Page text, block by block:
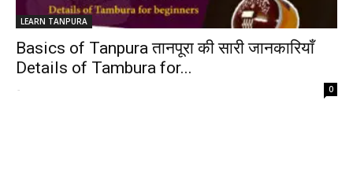
LEARN TANPURA
Basics of Tanpura तानपूरा की सारी जानकारियाँ
Details of Tambura for...
- 0